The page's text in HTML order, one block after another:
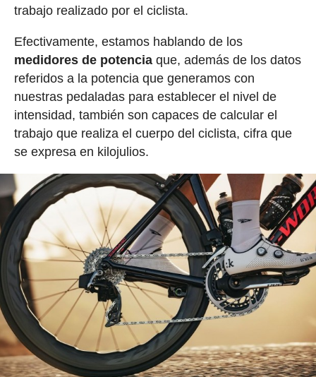
trabajo realizado por el ciclista.
Efectivamente, estamos hablando de los
medidores de potenciaque, además de los datos
referidos a la potencia que generamos con
nuestras pedaladas para establecer el nivel de
intensidad, también son capaces de calcular el
trabajo que realiza el cuerpo del ciclista, cifra que
se expresa en kilojulios.